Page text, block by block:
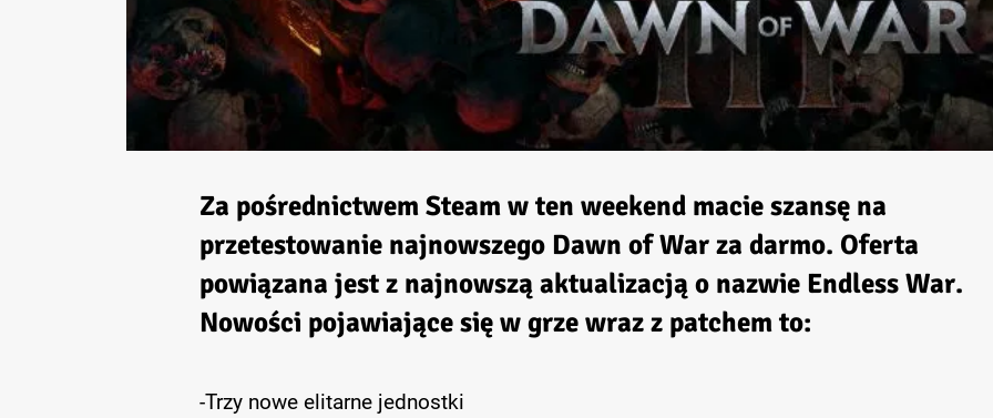
Za pośrednictwemSteamw ten weekend macie szansę na
przetestowanie najnowszego Dawn of Warza darmo. Oferta
powiązana jest z najnowszą aktualizacją o nazwie Endless War.
Nowości pojawiające się w grze wraz z patchem to:
-Trzy nowe elitarne jednostki